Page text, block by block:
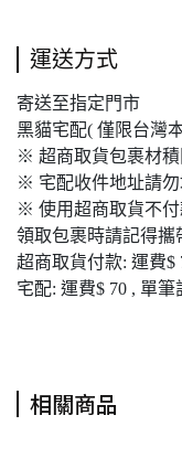
運送方式
寄送至指定門市
黑貓宅配( 僅限台灣
※ 超商取貨包裹材積
※ 宅配收件地址請
※ 使用超商取貨不
領取包裹時請記得攜
超商取貨付款: 運費$
宅配: 運費$ 70 , 單筆
相關商品